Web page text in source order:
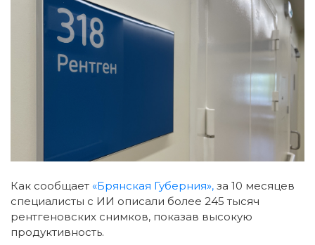
Как сообщает «Брянская Губерния», за 10 месяцев
специалисты с ИИ описали более 245 тысяч
рентгеновских снимков, показав высокую
продуктивность.